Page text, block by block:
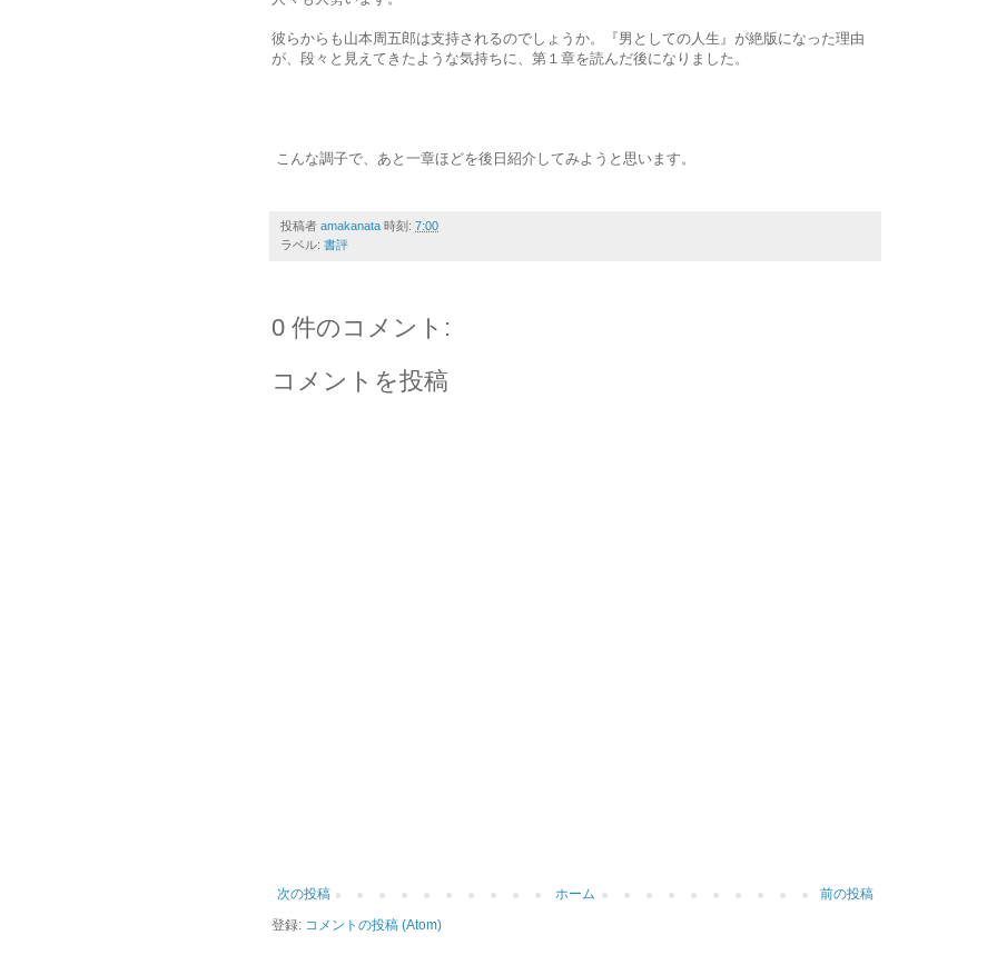
彼らからも山本周五郎は支持されるのでしょうか。『男としての人生』が絶版になった理由
が、段々と見えてきたような気持ちに、第１章を読んだ後になりました。
こんな調子で、あと一章ほどを後日紹介してみようと思います。
投稿者 amakanata 時刻: 7:00
ラベル: 書評
0 件のコメント:
コメントを投稿
次の投稿 前の投稿
ホーム
登録: コメントの投稿 (Atom)